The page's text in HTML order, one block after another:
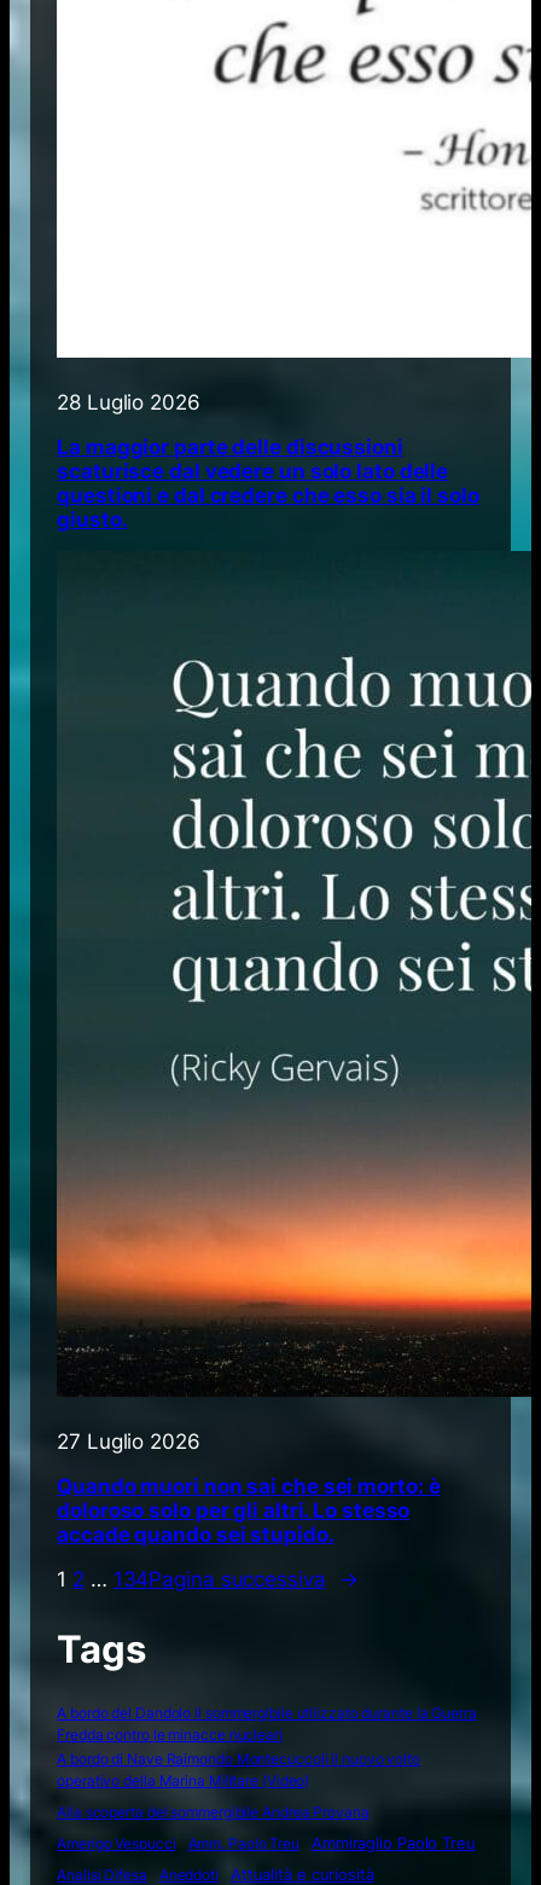
28 Luglio 2026
La maggior parte delle discussioni
scaturisce dal vedere un solo lato delle
questioni e dal credere che esso sia il solo
giusto.
27 Luglio 2026
Quando muori non sai che sei morto: è
doloroso solo per gli altri. Lo stesso
accade quando sei stupido.
1 2 … 134Pagina successiva →
Tags
A bordo del Dandolo il sommergibile utilizzato durante la Guerra
Fredda contro le minacce nucleari
A bordo di Nave Raimondo Montecuccoli il nuovo volto
operativo della Marina Militare (Video)
Alla scoperta del sommergibile Andrea Provana
Amerigo Vespucci
Amm. Paolo Treu
Ammiraglio Paolo Treu
Analisi Difesa
Aneddoti Attualità e curiosità